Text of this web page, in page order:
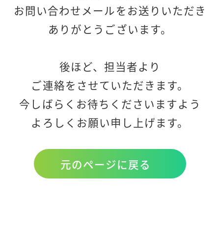
お問い合わせメールをお送りいただき
ありがとうございます。
後ほど、担当者より
ご連絡をさせていただきます。
今しばらくお待ちくださいますよう
よろしくお願い申し上げます。
元のページに戻る